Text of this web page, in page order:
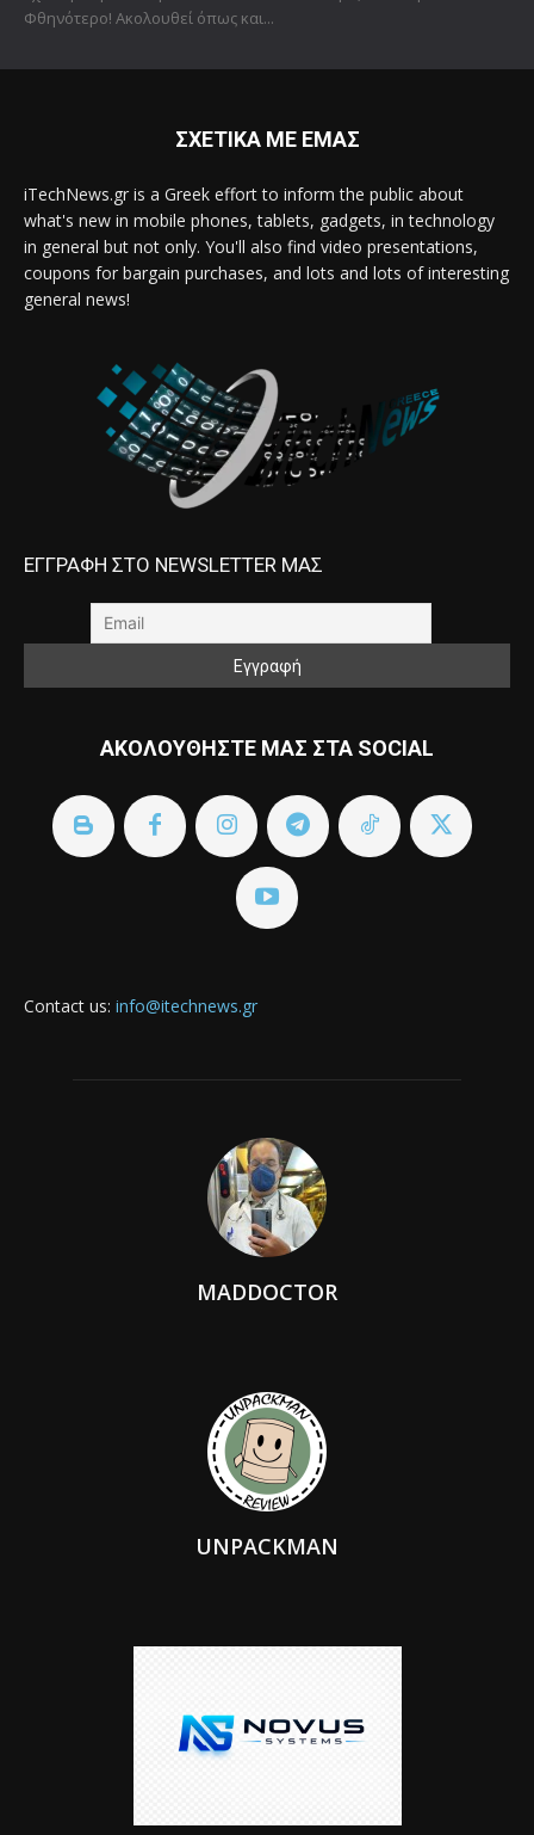
Φθηνότερο! Ακολουθεί όπως και...
ΣΧΕΤΙΚΑ ΜΕ ΕΜΑΣ
iTechNews.gr is a Greek effort to inform the public about
what's new in mobile phones, tablets, gadgets, in technology
in general but not only. You'll also find video presentations,
coupons for bargain purchases, and lots and lots of interesting
general news!
ΕΓΓΡΑΦΗ ΣΤΟ NEWSLETTER ΜΑΣ
ΑΚΟΛΟΥΘΗΣΤΕ ΜΑΣ ΣΤΑ SOCIAL
Contact us: info@itechnews.gr
MADDOCTOR
UNPACKMAN